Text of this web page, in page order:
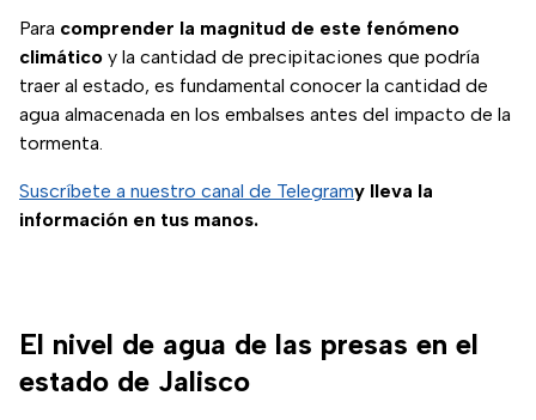
Para comprender la magnitud de este fenómeno
climático y la cantidad de precipitaciones que podría
traer al estado, es fundamental conocer la cantidad de
agua almacenada en los embalses antes del impacto de la
tormenta.
Suscríbete a nuestro canal de Telegramy lleva la
información en tus manos.
El nivel de agua de las presas en el
estado de Jalisco